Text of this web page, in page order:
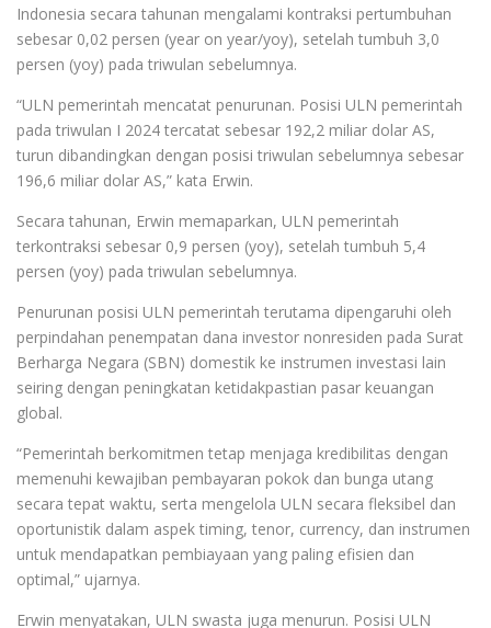
Indonesia secara tahunan mengalami kontraksi pertumbuhan
sebesar 0,02 persen (year on year/yoy), setelah tumbuh 3,0
persen (yoy) pada triwulan sebelumnya.
“ULN pemerintah mencatat penurunan. Posisi ULN pemerintah
pada triwulan I 2024 tercatat sebesar 192,2 miliar dolar AS,
turun dibandingkan dengan posisi triwulan sebelumnya sebesar
196,6 miliar dolar AS,” kata Erwin.
Secara tahunan, Erwin memaparkan, ULN pemerintah
terkontraksi sebesar 0,9 persen (yoy), setelah tumbuh 5,4
persen (yoy) pada triwulan sebelumnya.
Penurunan posisi ULN pemerintah terutama dipengaruhi oleh
perpindahan penempatan dana investor nonresiden pada Surat
Berharga Negara (SBN) domestik ke instrumen investasi lain
seiring dengan peningkatan ketidakpastian pasar keuangan
global.
“Pemerintah berkomitmen tetap menjaga kredibilitas dengan
memenuhi kewajiban pembayaran pokok dan bunga utang
secara tepat waktu, serta mengelola ULN secara fleksibel dan
oportunistik dalam aspek timing, tenor, currency, dan instrumen
untuk mendapatkan pembiayaan yang paling efisien dan
optimal,” ujarnya.
Erwin menyatakan, ULN swasta juga menurun. Posisi ULN